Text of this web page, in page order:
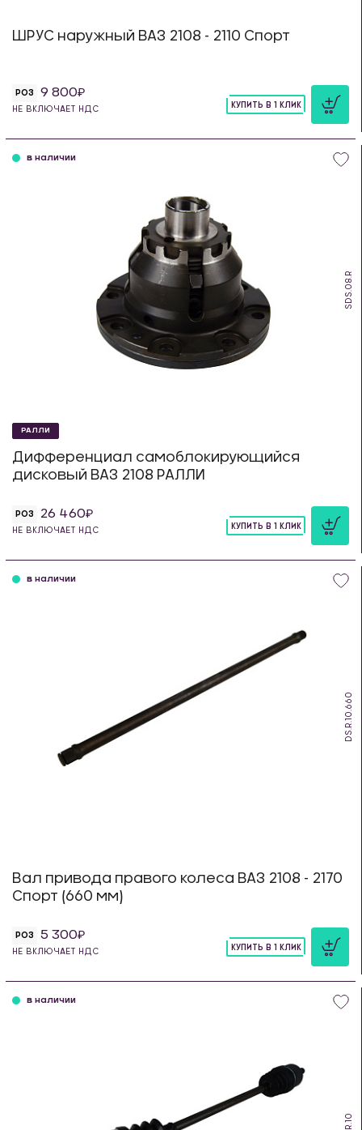
ШРУС наружный ВАЗ 2108 - 2110 Спорт
РОЗ 9 800
НЕ ВКЛЮЧАЕТ НДС
КУПИТЬ В 1 КЛИК
SDS.08.R
в наличии
РАЛЛИ
Дифференциал самоблокирующийся
дисковый ВАЗ 2108 РАЛЛИ
РОЗ 26 460
НЕ ВКЛЮЧАЕТ НДС
КУПИТЬ В 1 КЛИК
DS.R.10.660
в наличии
Вал привода правого колеса ВАЗ 2108 - 2170
Спорт (660 мм)
РОЗ 5 300
НЕ ВКЛЮЧАЕТ НДС
КУПИТЬ В 1 КЛИК
в наличии